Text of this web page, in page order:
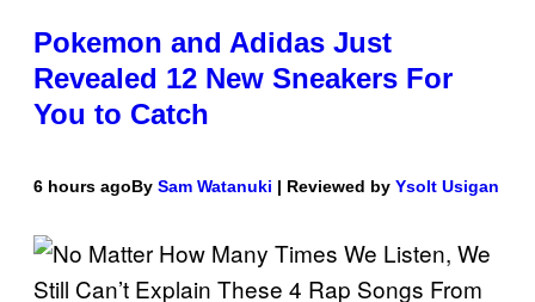
Pokemon and Adidas Just
Revealed 12 New Sneakers For
You to Catch
6 hours agoBy Sam Watanuki | Reviewed by Ysolt Usigan